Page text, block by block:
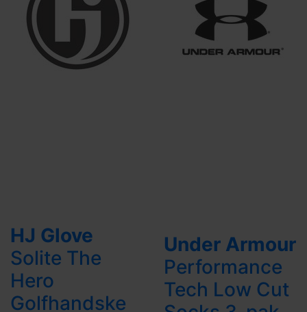
HJ Glove
Solite The
Hero
Golfhandske
Under Armour
Performance
Tech Low Cut